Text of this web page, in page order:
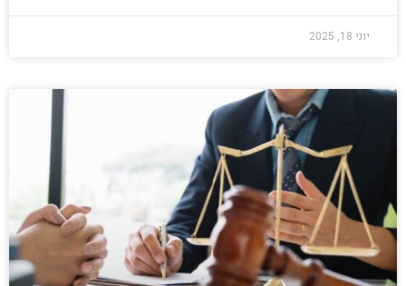
יוני 18, 2025